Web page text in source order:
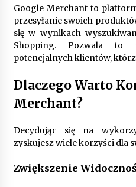
Gruntowa czy
wybrać do
1 rok ago
Google Merchant to
przesyłanie swoich
się w wynikach
Shopping. Pozwala
potencjalnych klientów,
Dlaczego Warto
Merchant?
Decydując się na
zyskujesz wiele korzyści dla
Zwiększenie